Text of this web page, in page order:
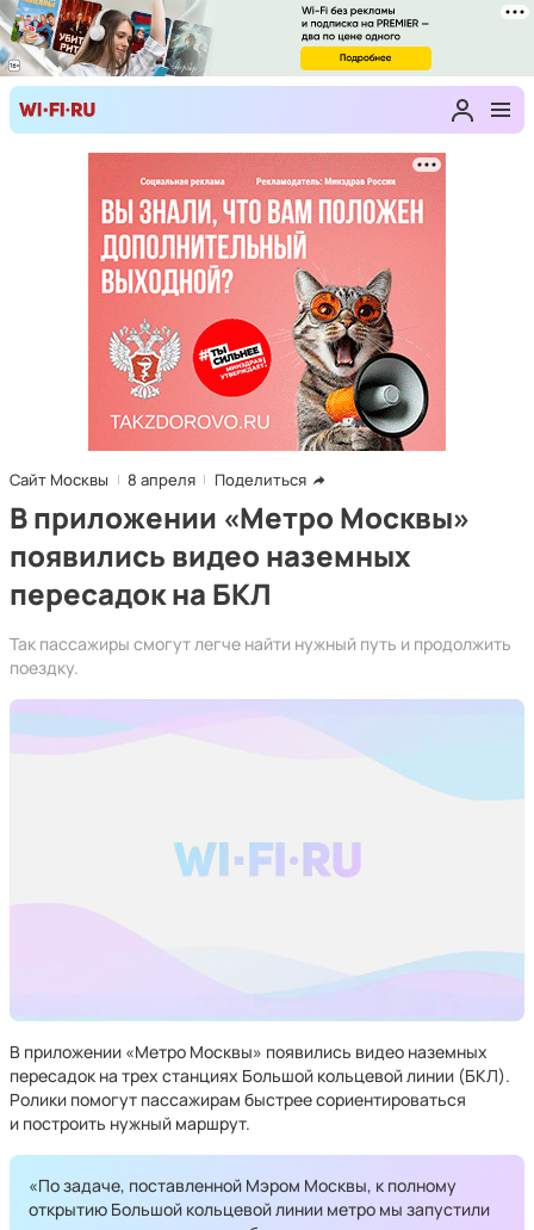
Сайт Москвы 8 апреля Поделиться
В приложении «Метро Москвы»
появились видео наземных
пересадок на БКЛ
Так пассажиры смогут легче найти нужный путь и продолжить
поездку.
В приложении «Метро Москвы» появились видео наземных
пересадок на трех станциях Большой кольцевой линии (БКЛ).
Ролики помогут пассажирам быстрее сориентироваться
и построить нужный маршрут.
«По задаче, поставленной Мэром Москвы, к полному
открытию Большой кольцевой линии метро мы запустили